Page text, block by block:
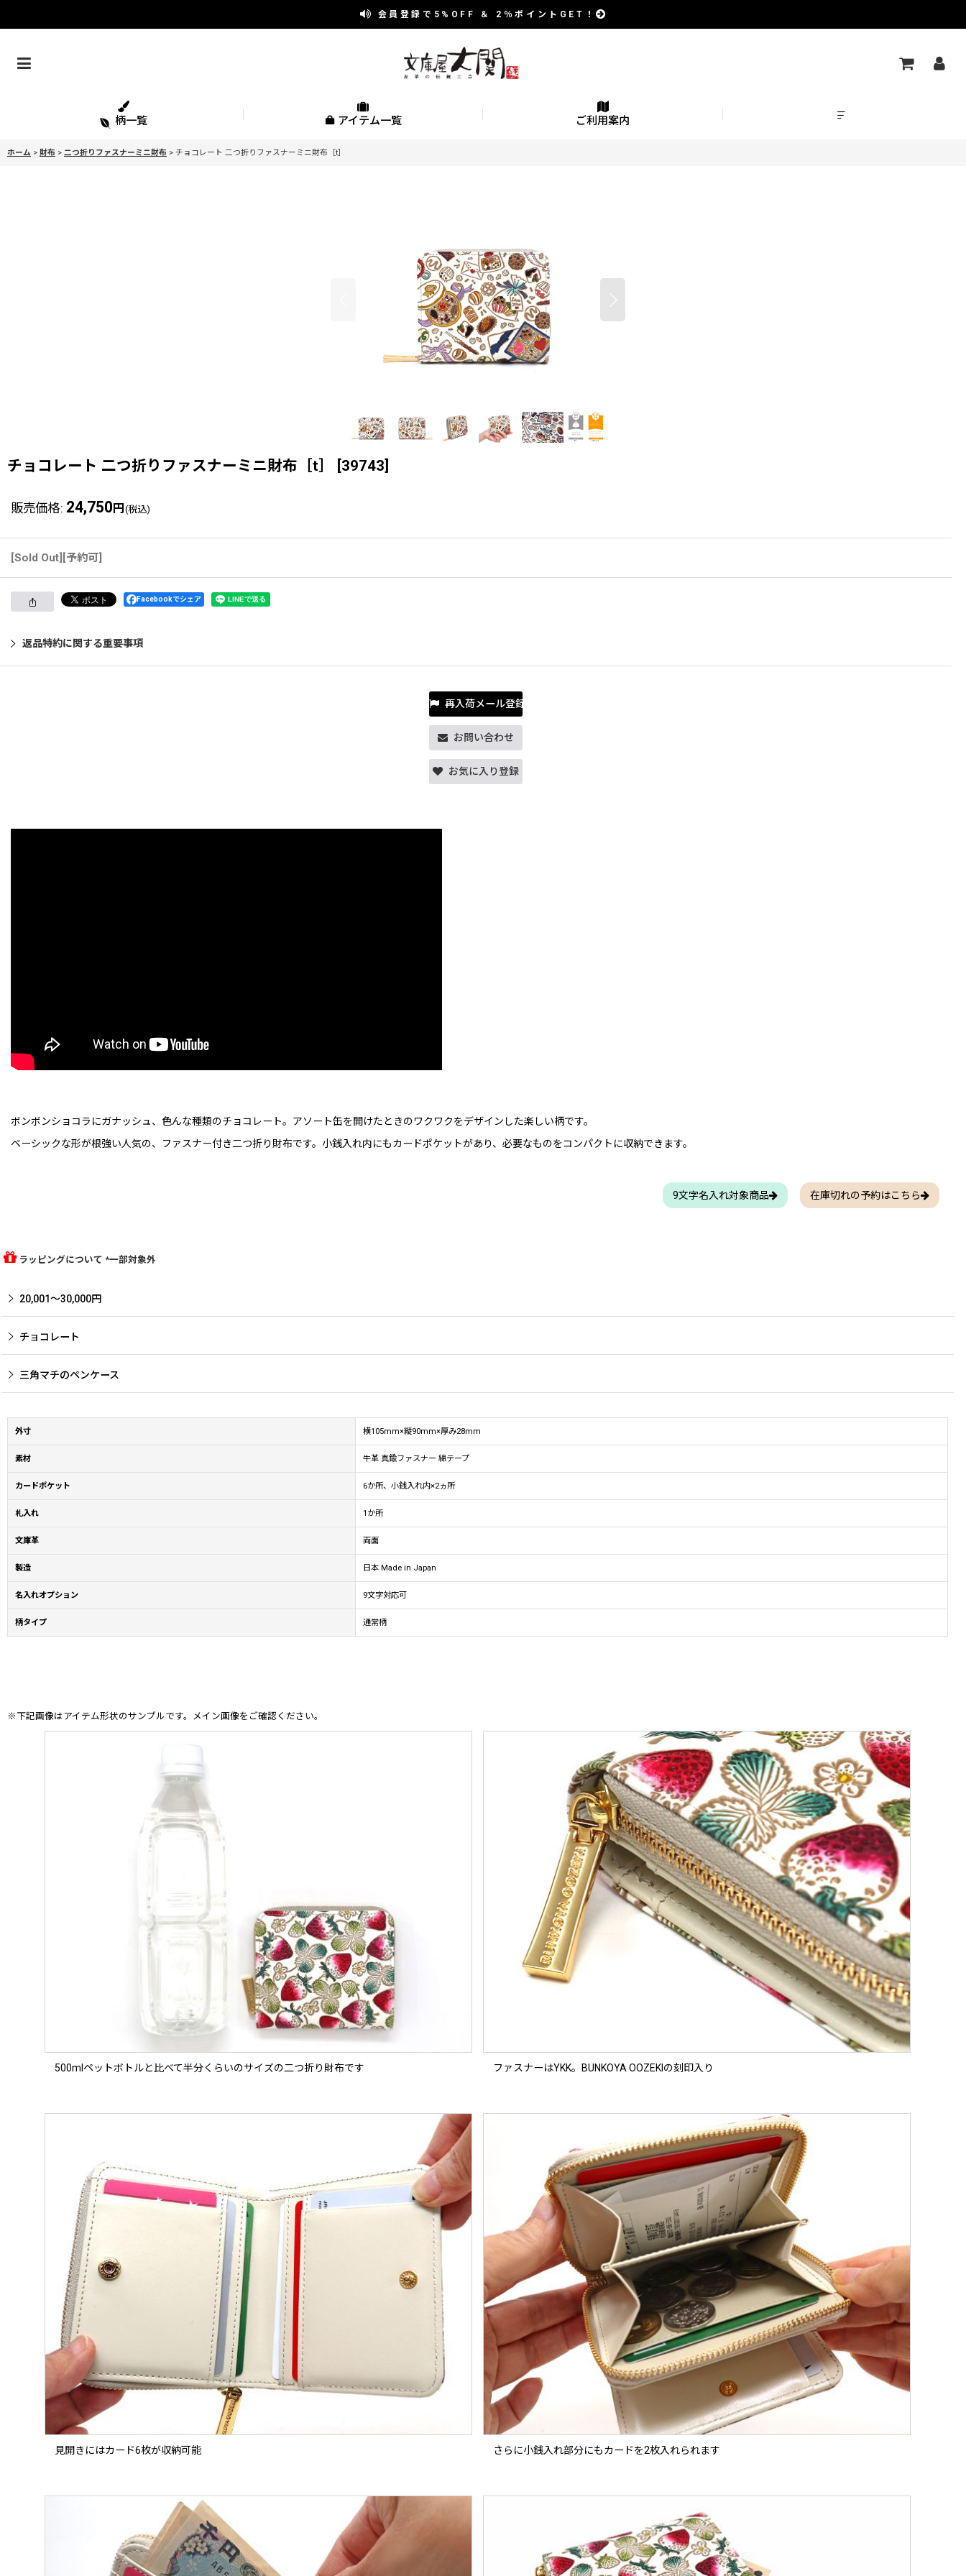
会員登録で 5%OFF ＆ 2％ポイントGET！
柄一覧 アイテム一覧 ご利用案内
ホーム > 財布 > 二つ折りファスナーミニ財布 > チョコレート 二つ折りファスナーミニ財布［t］
チョコレート 二つ折りファスナーミニ財布［t］ 39743
販売価格: 24,750 円 (税込)
[Sold Out][予約可]
Facebookでシェア
返品特約に関する重要事項
再入荷メール登録
お問い合わせ
お気に入り登録
ボンボンショコラにガナッシュ、色んな種類のチョコレート。アソート缶を開けたときのワクワクをデザインした楽しい柄です。
ベーシックな形が根強い人気の、ファスナー付き二つ折り財布です。小銭入れ内にもカードポケットがあり、必要なものをコンパクトに収納できます。
9文字名入れ対象商品 在庫切れの予約はこちら
ラッピングについて *一部対象外
20,001〜30,000円
チョコレート
三角マチのペンケース
外寸 横105mm×縦90mm×厚み28mm
素材 牛革 真鍮ファスナー 綿テープ
カードポケット 6か所、小銭入れ内×2ヵ所
札入れ 1か所
文庫革 両面
製造 日本 Made in Japan
名入れオプション 9文字対応可
柄タイプ 通常柄
※下記画像はアイテム形状のサンプルです。メイン画像をご確認ください。
500mlペットボトルと比べて半分くらいのサイズの二つ折り財布です ファスナーはYKK。BUNKOYA OOZEKIの刻印入り
見開きにはカード6枚が収納可能 さらに小銭入れ部分にもカードを2枚入れられます